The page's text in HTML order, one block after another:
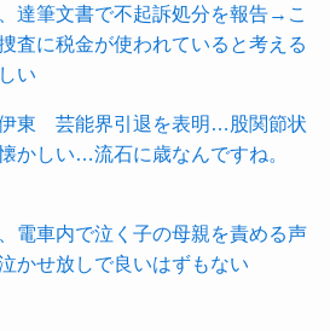
達筆文書で不起訴処分を報告→こ
査に税金が使われていると考える
い
東 芸能界引退を表明…股関節状
かしい…流石に歳なんですね。
電車内で泣く子の母親を責める声
かせ放しで良いはずもない